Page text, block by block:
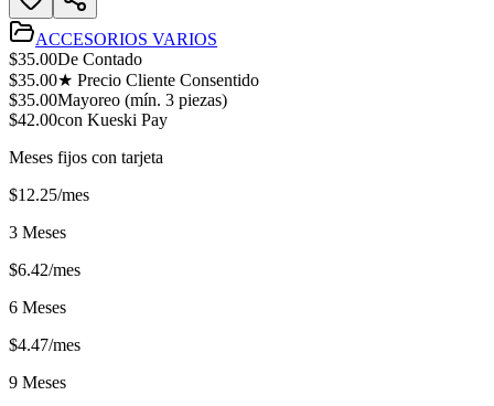
ACCESORIOS VARIOS
$35.00De Contado
$35.00★ Precio Cliente Consentido
$35.00Mayoreo (mín. 3 piezas)
$42.00con Kueski Pay
Meses fijos con tarjeta
$12.25/mes
3 Meses
$6.42/mes
6 Meses
$4.47/mes
9 Meses